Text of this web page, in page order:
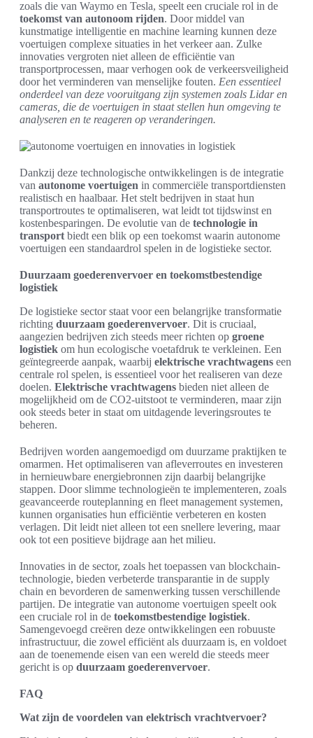
zoals die van Waymo en Tesla, speelt een cruciale rol in de
toekomst van autonoom rijden. Door middel van
kunstmatige intelligentie en machine learning kunnen deze
voertuigen complexe situaties in het verkeer aan. Zulke
innovaties vergroten niet alleen de efficiëntie van
transportprocessen, maar verhogen ook de verkeersveiligheid
door het verminderen van menselijke fouten. Een essentieel
onderdeel van deze vooruitgang zijn systemen zoals Lidar en
cameras, die de voertuigen in staat stellen hun omgeving te
analyseren en te reageren op veranderingen.
Dankzij deze technologische ontwikkelingen is de integratie
van autonome voertuigen in commerciële transportdiensten
realistisch en haalbaar. Het stelt bedrijven in staat hun
transportroutes te optimaliseren, wat leidt tot tijdswinst en
kostenbesparingen. De evolutie van de technologie in
transport biedt een blik op een toekomst waarin autonome
voertuigen een standaardrol spelen in de logistieke sector.
Duurzaam goederenvervoer en toekomstbestendige
logistiek
De logistieke sector staat voor een belangrijke transformatie
richting duurzaam goederenvervoer. Dit is cruciaal,
aangezien bedrijven zich steeds meer richten op groene
logistiek om hun ecologische voetafdruk te verkleinen. Een
geïntegreerde aanpak, waarbij elektrische vrachtwagens een
centrale rol spelen, is essentieel voor het realiseren van deze
doelen. Elektrische vrachtwagens bieden niet alleen de
mogelijkheid om de CO2-uitstoot te verminderen, maar zijn
ook steeds beter in staat om uitdagende leveringsroutes te
beheren.
Bedrijven worden aangemoedigd om duurzame praktijken te
omarmen. Het optimaliseren van afleverroutes en investeren
in hernieuwbare energiebronnen zijn daarbij belangrijke
stappen. Door slimme technologieën te implementeren, zoals
geavanceerde routeplanning en fleet management systemen,
kunnen organisaties hun efficiëntie verbeteren en kosten
verlagen. Dit leidt niet alleen tot een snellere levering, maar
ook tot een positieve bijdrage aan het milieu.
Innovaties in de sector, zoals het toepassen van blockchain-
technologie, bieden verbeterde transparantie in de supply
chain en bevorderen de samenwerking tussen verschillende
partijen. De integratie van autonome voertuigen speelt ook
een cruciale rol in de toekomstbestendige logistiek.
Samengevoegd creëren deze ontwikkelingen een robuuste
infrastructuur, die zowel efficiënt als duurzaam is, en voldoet
aan de toenemende eisen van een wereld die steeds meer
gericht is op duurzaam goederenvervoer.
FAQ
Wat zijn de voordelen van elektrisch vrachtvervoer?